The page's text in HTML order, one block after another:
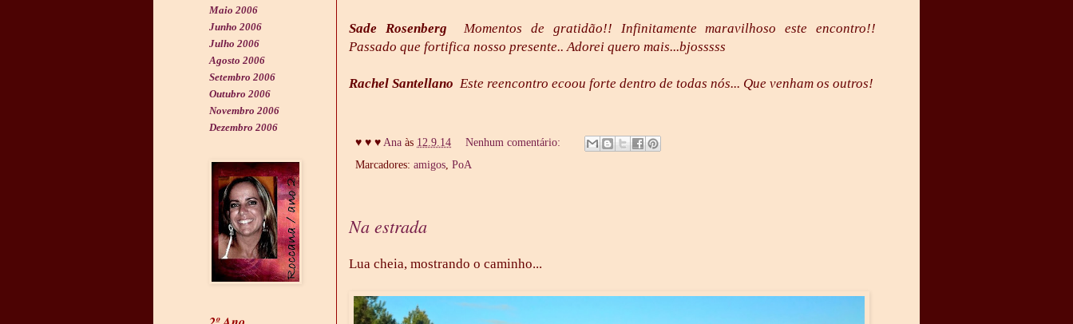
Sade Rosenberg Momentos de gratidão!! Infinitamente maravilhoso este encontro!!
Passado que fortifica nosso presente.. Adorei quero mais...bjosssss
Rachel Santellano Este reencontro ecoou forte dentro de todas nós... Que venham os outros!
♥ ♥ ♥ Ana às 12.9.14
Nenhum comentário:
Marcadores: amigos, PoA
Na estrada
Lua cheia, mostrando o caminho...
Maio 2006
Junho 2006
Julho 2006
Agosto 2006
Setembro 2006
Outubro 2006
Novembro 2006
Dezembro 2006